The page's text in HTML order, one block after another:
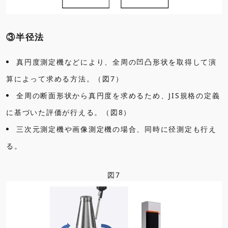
③半径法
真円度測定機などにより、全周の凹凸形状を取得して演
算によって求める方法。（図7）
全周の断面形状から真円度を求めるため、JIS規格の定義
に基づいた評価が行える。（図8）
三次元測定機や画像測定機の場合、同時に径測定も行え
る。
図7